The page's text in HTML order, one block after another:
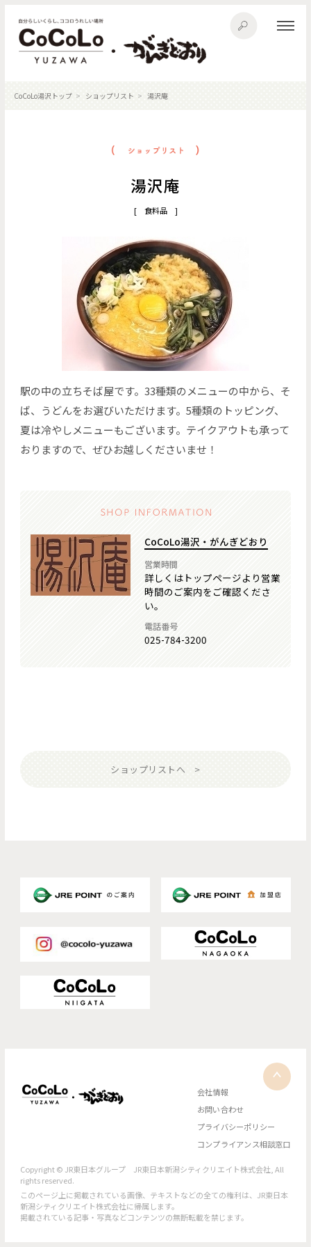
CoCoLo湯沢トップ ショップリスト 湯沢庵
湯沢庵
[ 食料品 ]
駅の中の立ちそば屋です。33種類のメニューの中から、そ
ば、うどんをお選びいただけます。5種類のトッピング、
夏は冷やしメニューもございます。テイクアウトも承って
おりますので、ぜひお越しくださいませ！
CoCoLo湯沢・がんぎどおり
営業時間
詳しくはトップページより営業
時間のご案内をご確認くださ
い。
電話番号
025-784-3200
ショップリストへ
会社情報
お問い合わせ
プライバシーポリシー
コンプライアンス相談窓口
Copyright © JR東日本グループ JR東日本新潟シティクリエイト株式会社, All
rights reserved.
このページ上に掲載されている画像、テキストなどの全ての権利は、JR東日本
新潟シティクリエイト株式会社に帰属します。
掲載されている記事・写真などコンテンツの無断転載を禁じます。